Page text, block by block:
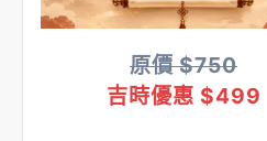
原價$750
吉時優惠 $499